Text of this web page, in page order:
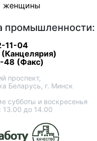
женщины
промышленности:
11-04
48 (Факс)
проспект,
Беларусь, г. Минск
субботы и воскресенья
13.00 до 14.00